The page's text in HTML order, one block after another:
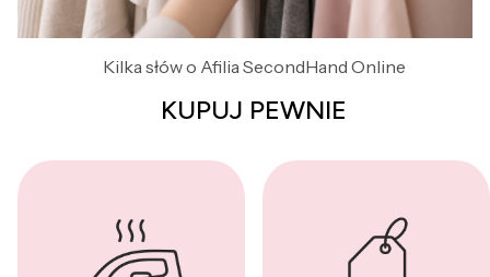
Kilka słów o Afilia SecondHand Online
KUPUJ PEWNIE